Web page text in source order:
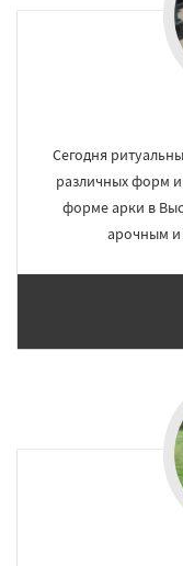
Сегодня
различных форм
форме арки в
арочным и